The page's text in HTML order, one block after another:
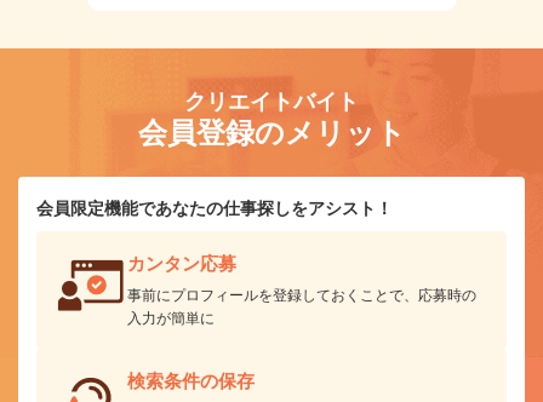
クリエイトバイト
会員登録のメリット
会員限定機能であなたの仕事探しをアシスト！
カンタン応募
事前にプロフィールを登録しておくことで、応募時の
入力が簡単に
検索条件の保存